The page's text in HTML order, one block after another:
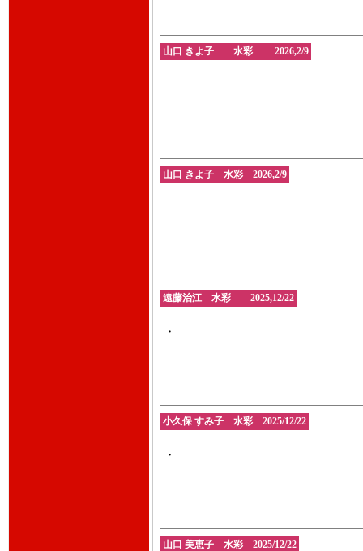
山口 きよ子 水彩 2026,2/9
山口 きよ子 水彩 2026,2/9
遠藤治江 水彩 2025,12/22
・
小久保 すみ子 水彩 2025/12/22
・
山口 美恵子 水彩 2025/12/22